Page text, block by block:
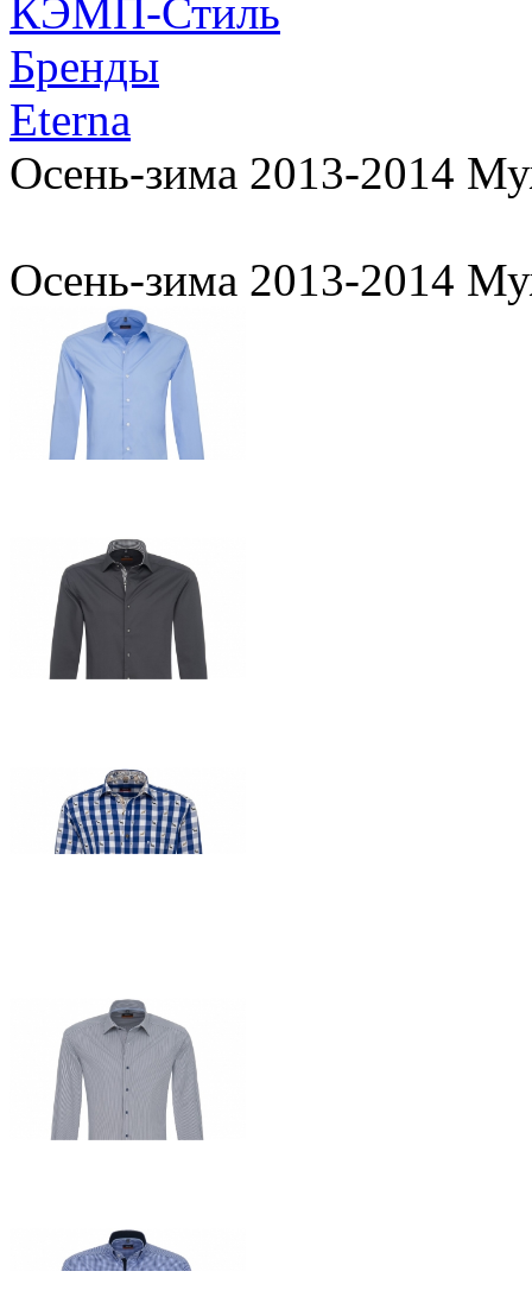
КЭМП-Стиль
Бренды
Eterna
Осень-зима 2013-2014
Осень-зима 2013-2014